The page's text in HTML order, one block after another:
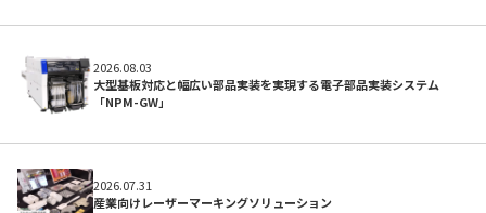
初めての方へ
2026.08.03
大型基板対応と幅広い部品実装を実現する電子部品実装システム
「NPM-GW」
2026.07.31
産業向けレーザーマーキングソリューション